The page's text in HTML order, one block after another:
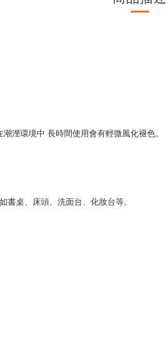
溼環境中 長時間使用會有輕微風化褪色。
桌、床頭、洗面台、化妝台等。